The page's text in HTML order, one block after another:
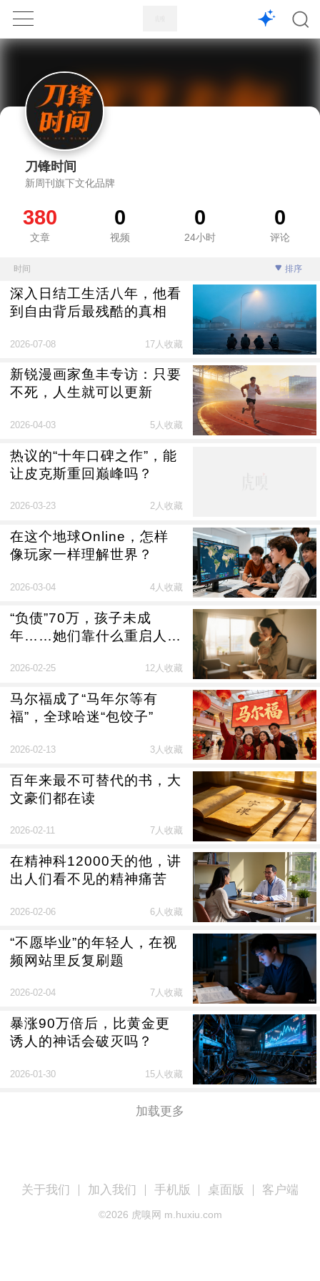
1X
刀锋时间
新周刊旗下文化品牌
380
文章
0
视频
0
24小时
0
评论
时间 排序
深入日结工生活八年，他看
到自由背后最残酷的真相
2026-07-08 17人收藏
新锐漫画家鱼丰专访：只要
不死，人生就可以更新
2026-04-03 5人收藏
热议的“十年口碑之作”，能
让皮克斯重回巅峰吗？
2026-03-23 2人收藏
在这个地球Online，怎样
像玩家一样理解世界？
2026-03-04 4人收藏
“负债”70万，孩子未成
年……她们靠什么重启人
2026-02-25 12人收藏
马尔福成了“马年尔等有
福”，全球哈迷“包饺子”
2026-02-13 3人收藏
百年来最不可替代的书，大
文豪们都在读
2026-02-11 7人收藏
在精神科12000天的他，讲
出人们看不见的精神痛苦
2026-02-06 6人收藏
“不愿毕业”的年轻人，在视
频网站里反复刷题
2026-02-04 7人收藏
暴涨90万倍后，比黄金更
诱人的神话会破灭吗？
2026-01-30 15人收藏
加载更多
关于我们 加入我们 手机版 桌面版 客户端
©2026 虎嗅网 m.huxiu.com